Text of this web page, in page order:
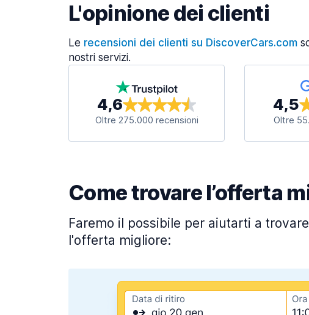
L'opinione dei clienti
Le recensioni dei clienti su DiscoverCars.com
nostri servizi.
4,6
Oltre 275.000 recensioni
4,5
Oltre
Come trovare l’offerta
Faremo il possibile per aiutarti a
l'offerta migliore: